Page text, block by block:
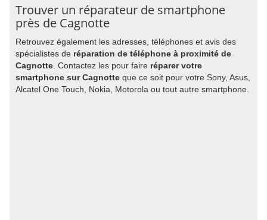
Trouver un réparateur de smartphone
près de Cagnotte
Retrouvez également les adresses, téléphones et avis des
spécialistes de réparation de téléphone à proximité de
Cagnotte . Contactez les pour faire réparer votre
smartphone sur Cagnotte que ce soit pour votre Sony, Asus,
Alcatel One Touch, Nokia, Motorola ou tout autre smartphone.